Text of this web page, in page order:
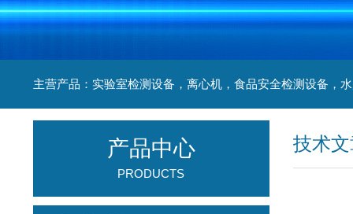
技术
产品中心
PRODUCTS